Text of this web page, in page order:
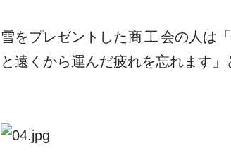
雪をプレゼントした商工会の 人 は「
と遠 くから運んだ疲れを忘れます」